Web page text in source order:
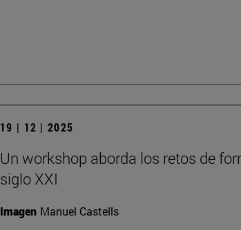
19 | 12 | 2025
Un workshop aborda los retos de
siglo XXI
Imagen Manuel Castells